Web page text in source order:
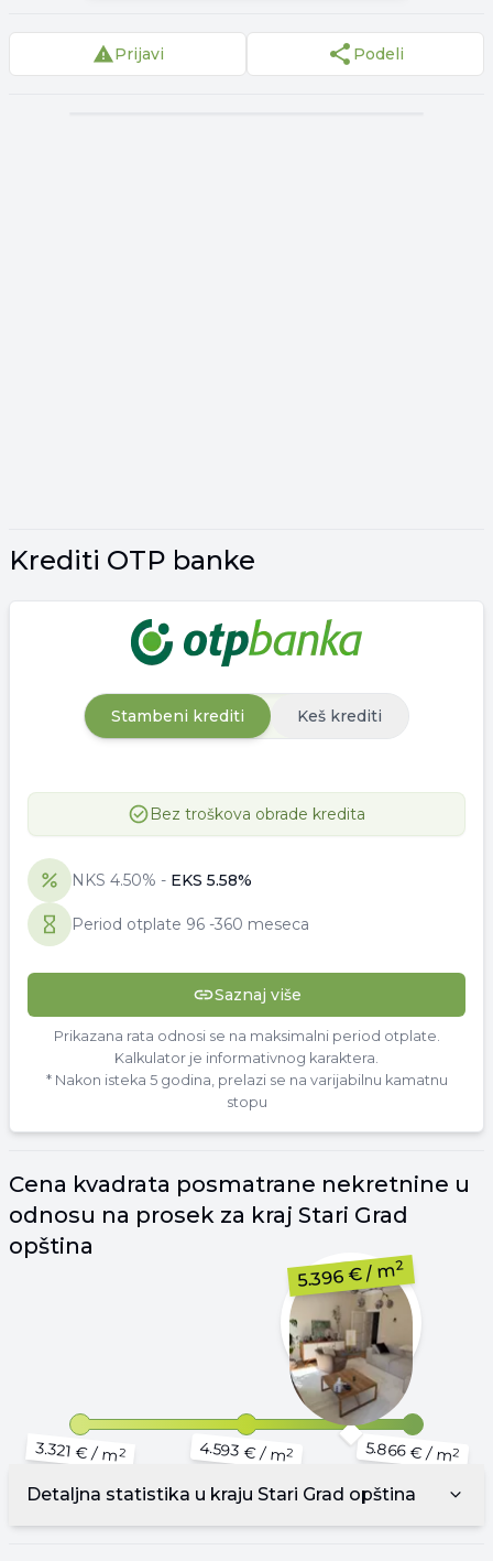
Prijavi Podeli
Krediti OTP banke
Stambeni krediti Keš krediti
Bez troškova obrade kredita
NKS 4.50% - EKS 5.58%
Period otplate 96 -360 meseca
Saznaj više
Prikazana rata odnosi se na maksimalni period otplate.
Kalkulator je informativnog karaktera.
* Nakon isteka 5 godina, prelazi se na varijabilnu kamatnu
stopu
Cena kvadrata posmatrane nekretnine u
odnosu na prosek za kraj Stari Grad
opština
5.396 €/ m2
3.321 €/ m2 4.593 €/ m2 5.866 €/ m2
Detaljna statistika u kraju Stari Grad opština